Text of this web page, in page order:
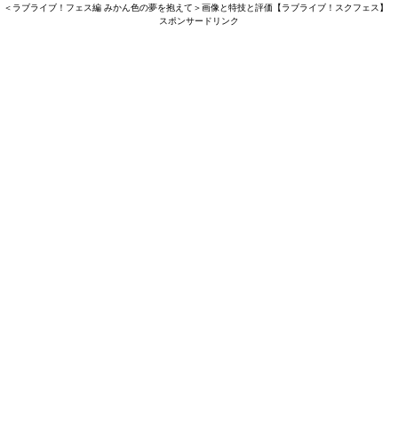
＜ラブライブ！フェス編 みかん色の夢を抱えて＞画像と特技と評価【ラブライブ！スクフェス】
スポンサードリンク